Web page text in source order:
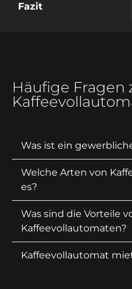
Fazit
Häufige Fragen
Was ist ein
Welche Arten von
es?
Was sind die Vorteile
Kaffeevollautomaten?
Kaffeevollautomat